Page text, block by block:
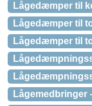
Lågedæmper til
Lågedæmper til
Lågedæmper til
Lågemedbringer